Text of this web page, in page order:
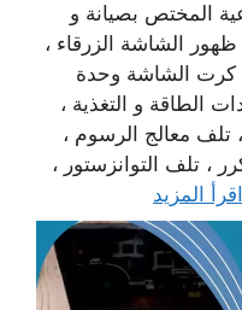
المختص بصيانة و
الشاشة الزرقاء ،
كرت الشاشة وحدة
الطاقة و التغذية ،
تلف معالج الرسوم ،
، تلف التوانزستور ،
اقرأ المزيد